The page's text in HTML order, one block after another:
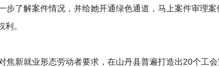
了解案件情况，并给她开通绿色通道，马上案件审理案
。
新就业形态劳动者要求，在山丹县普遍打造出20个工